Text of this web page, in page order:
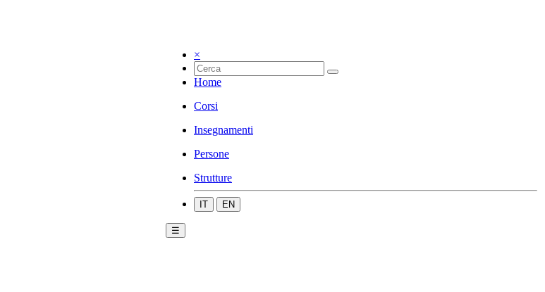
×
Home
Corsi
Insegnamenti
Persone
Strutture
IT EN
☰